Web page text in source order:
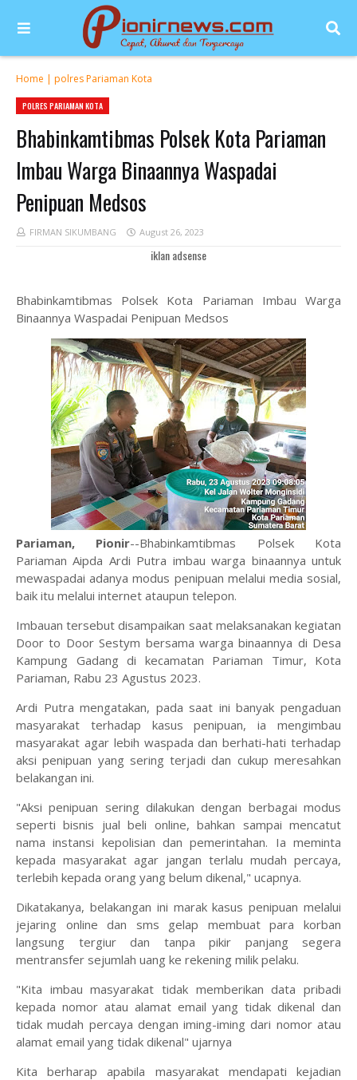
Home | polres Pariaman Kota
POLRES PARIAMAN KOTA
Bhabinkamtibmas Polsek Kota Pariaman
Imbau Warga Binaannya Waspadai
Penipuan Medsos
FIRMAN SIKUMBANG August 26, 2023
iklan adsense
Bhabinkamtibmas Polsek Kota Pariaman Imbau Warga
Binaannya Waspadai Penipuan Medsos
Pariaman, Pionir--Bhabinkamtibmas Polsek Kota
Pariaman Aipda Ardi Putra imbau warga binaannya untuk
mewaspadai adanya modus penipuan melalui media sosial,
baik itu melalui internet ataupun telepon.
Imbauan tersebut disampaikan saat melaksanakan kegiatan
Door to Door Sestym bersama warga binaannya di Desa
Kampung Gadang di kecamatan Pariaman Timur, Kota
Pariaman, Rabu 23 Agustus 2023.
Ardi Putra mengatakan, pada saat ini banyak pengaduan
masyarakat terhadap kasus penipuan, ia mengimbau
masyarakat agar lebih waspada dan berhati-hati terhadap
aksi penipuan yang sering terjadi dan cukup meresahkan
belakangan ini.
"Aksi penipuan sering dilakukan dengan berbagai modus
seperti bisnis jual beli online, bahkan sampai mencatut
nama instansi kepolisian dan pemerintahan. Ia meminta
kepada masyarakat agar jangan terlalu mudah percaya,
terlebih kepada orang yang belum dikenal," ucapnya.
Dikatakanya, belakangan ini marak kasus penipuan melalui
jejaring online dan sms gelap membuat para korban
langsung tergiur dan tanpa pikir panjang segera
mentransfer sejumlah uang ke rekening milik pelaku.
"Kita imbau masyarakat tidak memberikan data pribadi
kepada nomor atau alamat email yang tidak dikenal dan
tidak mudah percaya dengan iming-iming dari nomor atau
alamat email yang tidak dikenal" ujarnya
Kita berharap apabila masyarakat mendapati kejadian